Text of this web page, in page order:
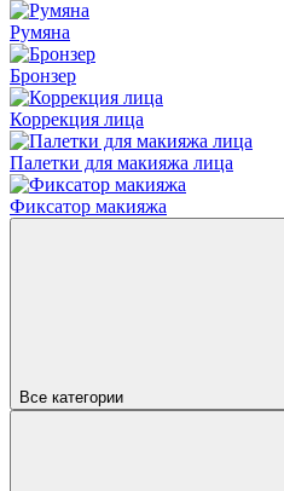
Румяна
Бронзер
Коррекция лица
Палетки для макияжа лица
Фиксатор макияжа
Все категории